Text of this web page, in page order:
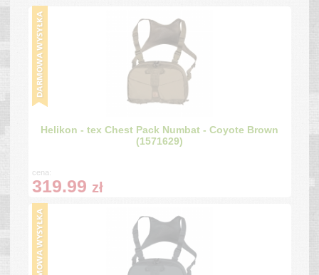
Helikon - tex Chest Pack Numbat - Coyote Brown
(1571629)
cena:
319.99 zł